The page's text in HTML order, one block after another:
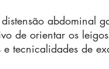
abdominal
de orientar os
tecnicalidades de